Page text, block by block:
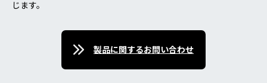
じます。
製品に関するお問い合わせ